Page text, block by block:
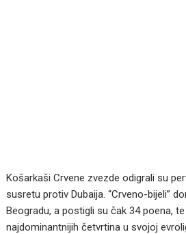
Košarkaši Crvene zvezde odigrali su
susretu protiv Dubaija. “Crveno-bijeli”
Beogradu, a postigli su čak 34 poena,
najdominantnijih četvrtina u svojoj